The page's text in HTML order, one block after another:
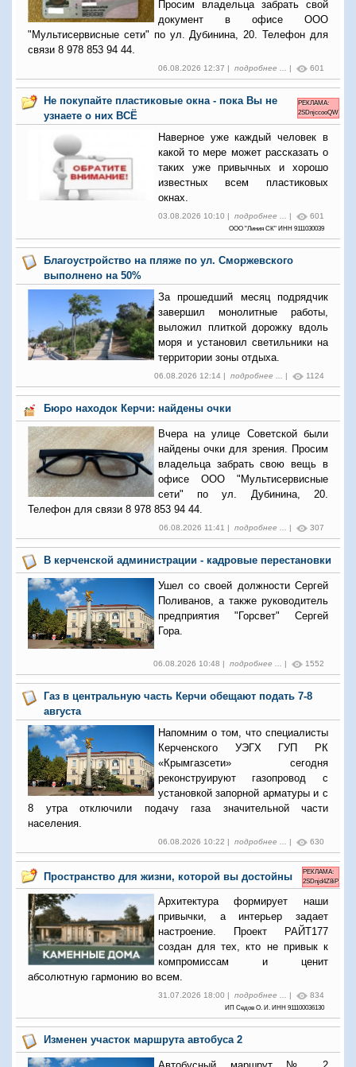
Просим владельца забрать свой
документ в офисе ООО
"Мультисервисные сети" по ул. Дубинина, 20. Телефон для
связи 8 978 853 94 44.
06.08.2026 12:37 | подробнее ... | 601
Не покупайте пластиковые окна - пока Вы не
узнаете о них ВСЁ
РЕКЛАМА:
2SDnjccooQW
Наверное уже каждый человек в
какой то мере может рассказать о
таких уже привычных и хорошо
известных всем пластиковых
окнах.
03.08.2026 10:10 | подробнее ... | 601
ООО "Линия СК" ИНН 9111030039
Благоустройство на пляже по ул. Сморжевского
выполнено на 50%
За прошедший месяц подрядчик
завершил монолитные работы,
выложил плиткой дорожку вдоль
моря и установил светильники на
территории зоны отдыха.
06.08.2026 12:14 | подробнее ... | 1124
Бюро находок Керчи: найдены очки
Вчера на улице Советской были
найдены очки для зрения. Просим
владельца забрать свою вещь в
офисе ООО "Мультисервисные
сети" по ул. Дубинина, 20.
Телефон для связи 8 978 853 94 44.
06.08.2026 11:41 | подробнее ... | 307
В керченской администрации - кадровые перестановки
Ушел со своей должности Сергей
Поливанов, а также руководитель
предприятия "Горсвет" Сергей
Гора.
06.08.2026 10:48 | подробнее ... | 1552
Газ в центральную часть Керчи обещают подать 7-8
августа
Напомним о том, что специалисты
Керченского УЭГХ ГУП РК
«Крымгазсети» сегодня
реконструируют газопровод с
установкой запорной арматуры и с
8 утра отключили подачу газа значительной части
населения.
06.08.2026 10:22 | подробнее ... | 630
Пространство для жизни, которой вы достойны
РЕКЛАМА:
2SDnjd4Z8iP
Архитектура формирует наши
привычки, а интерьер задает
настроение. Проект РАЙТ177
создан для тех, кто не привык к
компромиссам и ценит
абсолютную гармонию во всем.
31.07.2026 18:00 | подробнее ... | 834
ИП Седов О. И. ИНН 911100036130
Изменен участок маршрута автобуса 2